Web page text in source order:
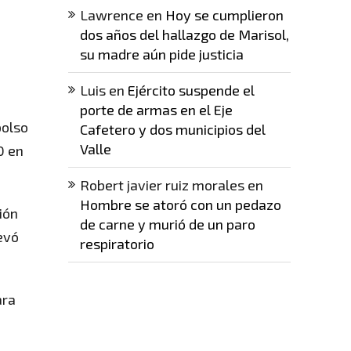
en
Lawrence en Hoy se cumplieron
dos años del hallazgo de Marisol,
su madre aún pide justicia
Luisen Ejército suspende el
porte de armas en el Eje
Cafetero y dos municipios del
Valle
Robert javier ruiz moralesen
Hombre se atoró con un pedazo
de carne y murió de un paro
respiratorio